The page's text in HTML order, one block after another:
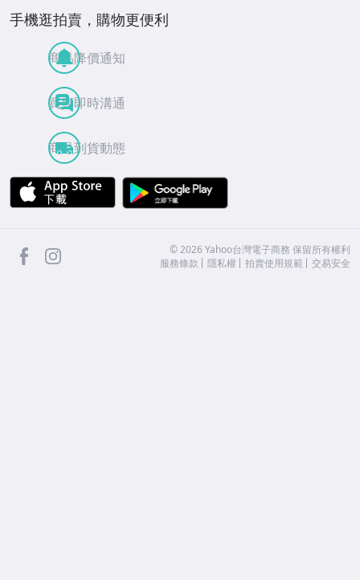
手機逛拍賣，購物更便利
商品降價通知
買賣即時溝通
商品到貨動態
APP Store
facebook ©2026 Yahoo台灣電子商務 保留所有權利
服務條款
隱私權 拍賣使用規範 交易安全